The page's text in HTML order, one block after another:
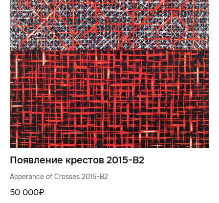
Появление крестов 2015-B2
Apperance of Crosses 2015-B2
50 000₽